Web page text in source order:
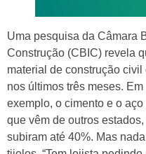
Uma pesquisa da Câmara
Construção (CBIC) revela
material de construção
nos últimos três meses.
exemplo, o cimento e o
que vêm de outros
subiram até 40%. Mas